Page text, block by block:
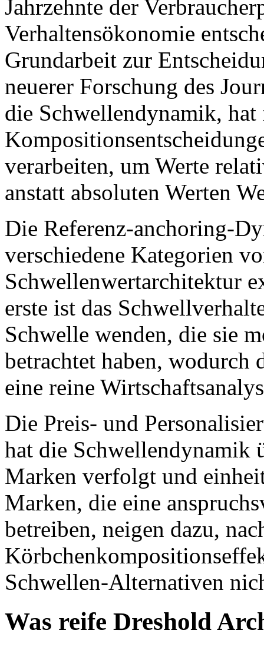
Jahrzehnte der
Verhaltensökonomie
Grundarbeit zur
neuerer Forschung des
die Schwellendynamik,
verarbeiten, um Werte
anstatt absoluten Werten
Die Referenz-anchoring-
verschiedene Kategorien
Schwellenwertarchitektur
erste ist das
Schwelle wenden, die sie
betrachtet haben, wodurch
eine reine
Die Preis- und
hat die Schwellendynamik
Marken verfolgt und
Marken, die eine
betreiben, neigen dazu,
Schwellen-Alternativen
Was reife Dreshold